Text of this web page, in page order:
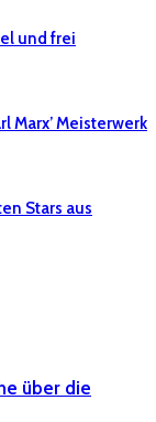
und frei
Marx’ Meisterwerk
Stars aus
über die